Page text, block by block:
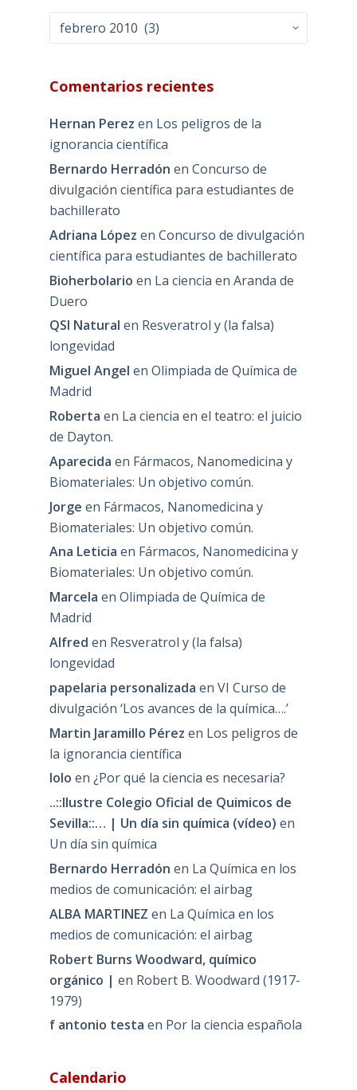
Archivos
Comentarios recientes
Hernan Perez en Los peligros de la
ignorancia científica
Bernardo Herradón en Concurso de
divulgación científica para estudiantes de
bachillerato
Adriana López en Concurso de divulgación
científica para estudiantes de bachillerato
Bioherbolario en La ciencia en Aranda de
Duero
QSI Natural en Resveratrol y (la falsa)
longevidad
Miguel Angel en Olimpiada de Química de
Madrid
Roberta en La ciencia en el teatro: el juicio
de Dayton.
Aparecida en Fármacos, Nanomedicina y
Biomateriales: Un objetivo común.
Jorge en Fármacos, Nanomedicina y
Biomateriales: Un objetivo común.
Ana Leticia en Fármacos, Nanomedicina y
Biomateriales: Un objetivo común.
Marcela en Olimpiada de Química de
Madrid
Alfred en Resveratrol y (la falsa)
longevidad
papelaria personalizada en VI Curso de
divulgación ‘Los avances de la química….’
Martin Jaramillo Pérez en Los peligros de
la ignorancia científica
lolo en ¿Por qué la ciencia es necesaria?
..::Ilustre Colegio Oficial de Quimicos de
Sevilla::… | Un día sin química (vídeo) en
Un día sin química
Bernardo Herradón en La Química en los
medios de comunicación: el airbag
ALBA MARTINEZ en La Química en los
medios de comunicación: el airbag
Robert Burns Woodward, químico
orgánico | en Robert B. Woodward (1917-
1979)
f antonio testa en Por la ciencia española
Calendario